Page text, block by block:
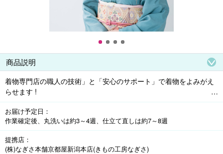
商品説明
着物専門店の職人の技術」と「安心のサポート」で着物をよみがえ
らせます !
※クリーニング(丸洗い)は、着用後の汚れ落としとして着物を解かず
に仕立て上がりのままドライクリーニングいたします。
※クリーニング(丸洗い)は、着物の種類によらず一律料金です。
※丸洗いの場合、着物のニオイが取れにくい場合もございます。
お届け予定日
作業確定後、丸洗いは約3～4週、仕立て直しは約7～8週
提携店
(株)なぎさ本舗京都屋新潟本店(きもの工房なぎさ)